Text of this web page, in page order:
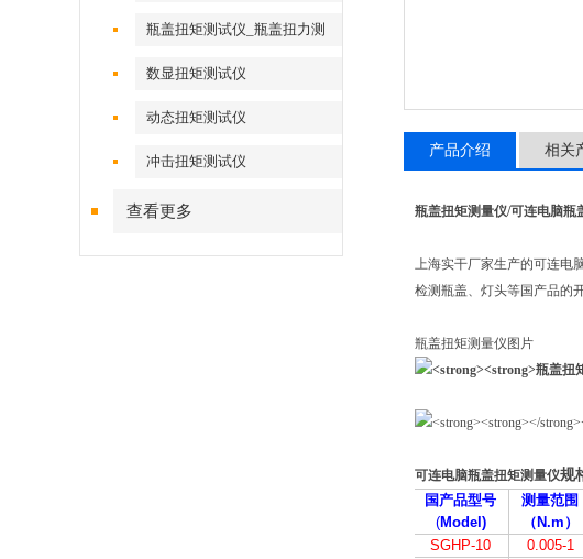
力扳手校准仪
瓶盖扭矩测试仪_瓶盖扭力测
试仪
数显扭矩测试仪
动态扭矩测试仪
冲击扭矩测试仪
查看更多
产品介绍 相关
瓶盖扭矩测量仪/可连电脑瓶
上海实干厂家生产的可连电
检测瓶盖、灯头等国产品的
瓶盖扭矩测量仪图片
可连电脑瓶盖扭矩测量仪规
国产品型号
(Model)
测量范围
（N.m）
SGHP-10
0.005-1